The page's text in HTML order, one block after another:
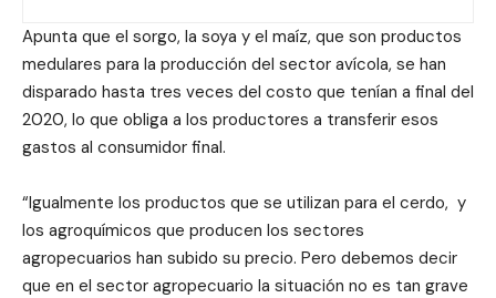
Apunta que el sorgo, la soya y el maíz, que son productos
medulares para la producción del sector avícola, se han
disparado hasta tres veces del costo que tenían a final del
2020, lo que obliga a los productores a transferir esos
gastos al consumidor final.
“Igualmente los productos que se utilizan para el cerdo, y
los agroquímicos que producen los sectores
agropecuarios han subido su precio. Pero debemos decir
que en el sector agropecuario la situación no es tan grave